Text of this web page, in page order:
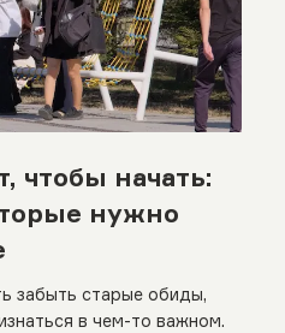
чтобы начать:
нужно
забыть старые обиды,
в чем-то важном.